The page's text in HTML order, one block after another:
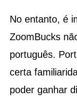
No entanto, é
ZoomBucks
português.
certa
poder ganhar